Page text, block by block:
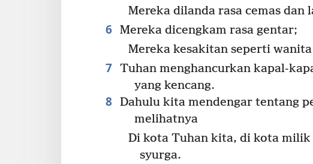
Mereka dilanda rasa cemas dan
6 Mereka dicengkam rasa gentar;
Mereka kesakitan seperti
7 Tuhan menghancurkan kapal-
yang kencang.
8 Dahulu kita mendengar tentang
melihatnya
Di kota Tuhan kita, di kota milik
syurga.